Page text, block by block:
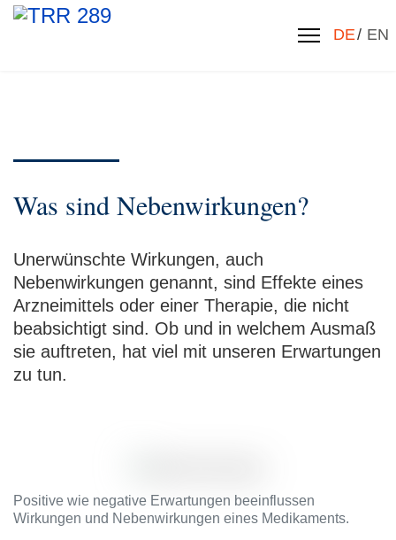
DE EN
Was sind Nebenwirkungen?
Unerwünschte Wirkungen, auch
Nebenwirkungen genannt, sind Effekte eines
Arzneimittels oder einer Therapie, die nicht
beabsichtigt sind. Ob und in welchem Ausmaß
sie auftreten, hat viel mit unseren Erwartungen
zu tun.
Positive wie negative Erwartungen beeinflussen
Wirkungen und Nebenwirkungen eines Medikaments.